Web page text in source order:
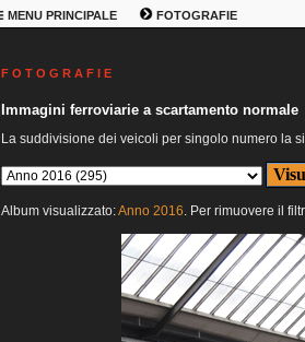
MENU PRINCIPALE FOTOGRAFIE
F O T O G R A F I E
Immagini ferroviarie a scartamento normale
La suddivisione dei veicoli per singolo numero la
Album visualizzato:Anno 2016. Per rimuovere il